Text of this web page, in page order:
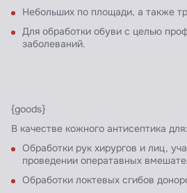
Небольших по площади, а также
Для обработки обуви с целью
заболеваний.
{goods}
В качестве кожного антисептика для:
Обработки рук хирургов и лиц,
проведении оператавных
Обработки локтевых сгибов